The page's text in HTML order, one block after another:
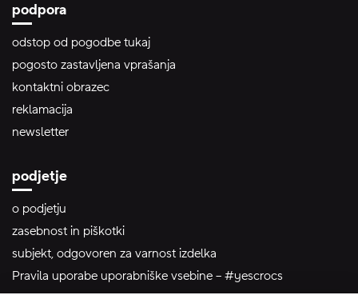
podpora
odstop od pogodbe tukaj
pogosto zastavljena vprašanja
kontaktni obrazec
reklamacija
newsletter
podjetje
o podjetju
zasebnost in piškotki
subjekt, odgovoren za varnost izdelka
Pravila uporabe uporabniške vsebine – #yescrocs